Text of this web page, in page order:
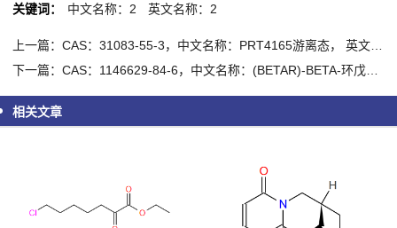
关键词： 中文名称：2 英文名称：2
相关文章